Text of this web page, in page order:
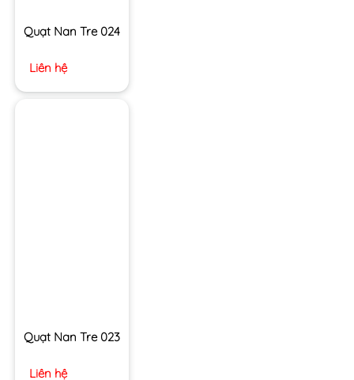
Quạt Nan Tre 024
Liên hệ
Quạt Nan Tre 023
Liên hệ